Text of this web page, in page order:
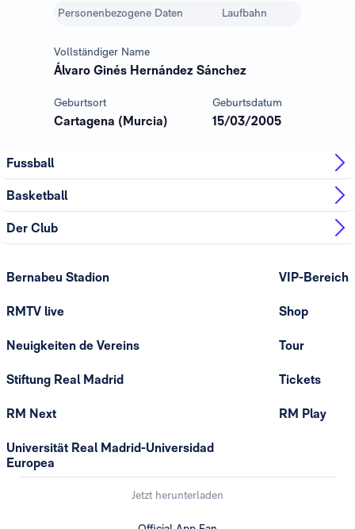
Personenbezogene Daten Laufbahn
Vollständiger Name
Álvaro Ginés Hernández Sánchez
Geburtsort
Cartagena (Murcia)
Geburtsdatum
15/03/2005
Fussball
Basketball
Der Club
Bernabeu Stadion
RMTV live
Neuigkeiten de Vereins
Stiftung Real Madrid
RM Next
Universität Real Madrid-Universidad
Europea
VIP-Bereich
Shop
Tour
Tickets
RM Play
Jetzt herunterladen